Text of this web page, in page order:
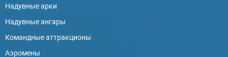
Надувные арки
Надувные ангары
Командные аттракционы
Аэромены